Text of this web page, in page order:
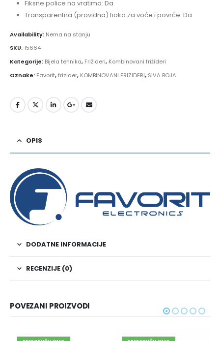
Fiksne police na vratima: Da
Transparentna (providna) fioka za voće i povrće: Da
Availability: Nema na stanju
SKU: 15664
Kategorije: Bijela tehnika, Frižideri, Kombinovani frižideri
Oznake: Favorit,frizider, KOMBINOVANI FRIZIDERI, SIVA BOJA
OPIS
DODATNE INFORMACIJE
RECENZIJE (0)
POVEZANI PROIZVODI